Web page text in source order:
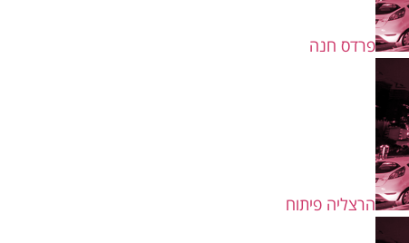
פרדס חנה
הרצליה פיתוח